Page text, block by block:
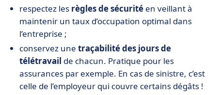
respectez les règles de sécurité en veillant à
maintenir un taux d’occupation optimal dans
l’entreprise ;
conservez une traçabilité des jours de
télétravail de chacun. Pratique pour les
assurances par exemple. En cas de sinistre, c’est
celle de l’employeur qui couvre certains dégâts !